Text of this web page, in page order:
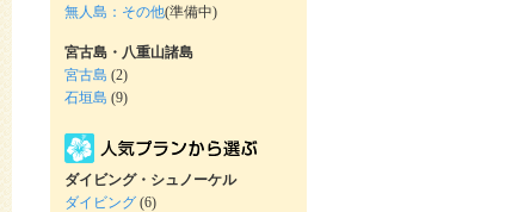
無人島：その他(準備中)
宮古島・八重山諸島
宮古島 (2)
石垣島 (9)
ダイビング・シュノーケル
ダイビング (6)